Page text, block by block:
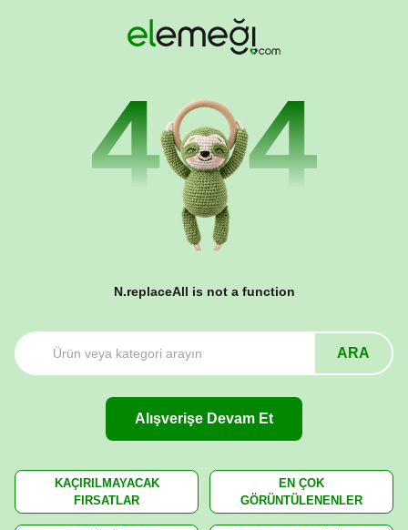
N.replaceAll is not a function
ARA
Alışverişe Devam Et
KAÇIRILMAYACAK
FIRSATLAR
EN ÇOK
GÖRÜNTÜLENENLER